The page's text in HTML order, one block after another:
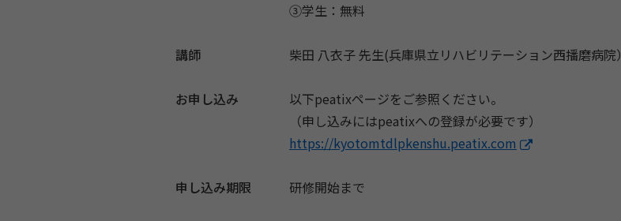
③学生：無料
講師 柴田 八衣子 先生(兵庫県立リハビリテーション西播磨病院）
お申し込み
以下peatixページをご参照ください。
（申し込みにはpeatixへの登録が必要です）
https://kyotomtdlpkenshu.peatix.com
申し込み期限 研修開始まで